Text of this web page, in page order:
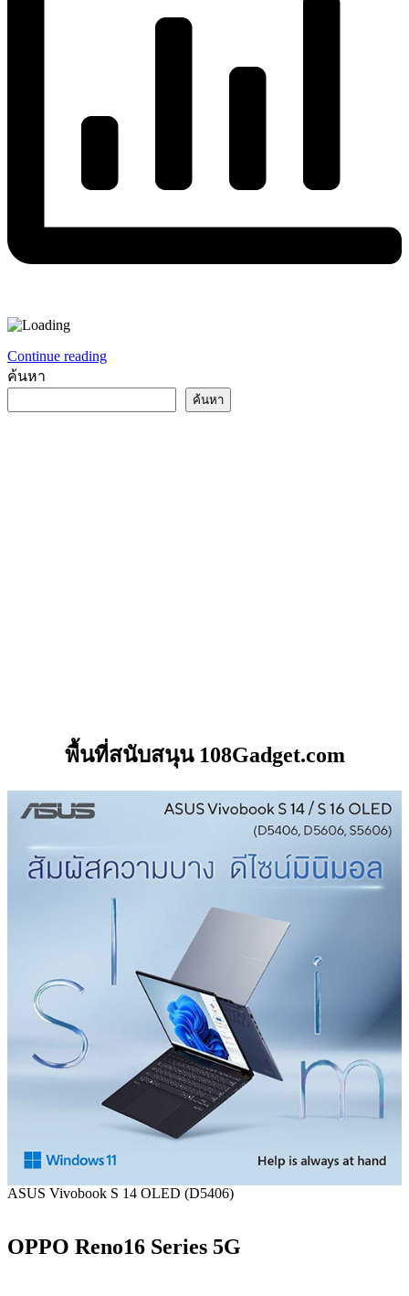
Continue reading
ค้นหา
ค้นหา
พื้นที่สนับสนุน 108Gadget.com
ASUS Vivobook S 14 OLED (D5406)
OPPO Reno16 Series 5G